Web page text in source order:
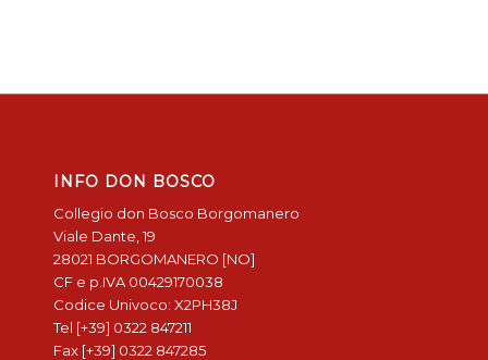
INFO DON BOSCO
Collegio don Bosco Borgomanero
Viale Dante, 19
28021 BORGOMANERO [NO]
CF e p.IVA 00429170038
Codice Univoco: X2PH38J
Tel [+39] 0322 847211
Fax [+39] 0322 847285